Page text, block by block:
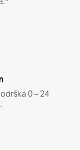
0 – 24